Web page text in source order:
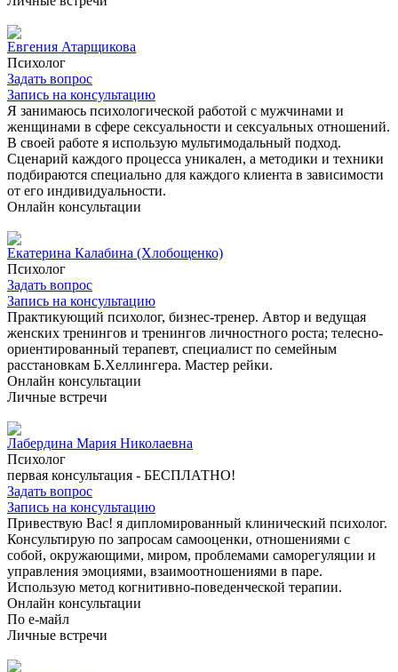
Евгения Атарщикова
Психолог
Задать вопрос
Запись на консультацию
Я занимаюсь психологической работой с мужчинами и
женщинами в сфере сексуальности и сексуальных отношений.
В своей работе я использую мультимодальный подход.
Сценарий каждого процесса уникален, а методики и техники
подбираются специально для каждого клиента в зависимости
от его индивидуальности.
Онлайн консультации
Екатерина Калабина (Хлобощенко)
Психолог
Задать вопрос
Запись на консультацию
Практикующий психолог, бизнес-тренер. Автор и ведущая
женских тренингов и тренингов личностного роста; телесно-
ориентированный терапевт, специалист по семейным
расстановкам Б.Хеллингера. Мастер рейки.
Онлайн консультации
Личные встречи
Лабердина Мария Николаевна
Психолог
первая консультация - БЕСПЛАТНО!
Задать вопрос
Запись на консультацию
Привествую Вас! я дипломированный клинический психолог.
Консультирую по запросам самооценки, отношениями с
собой, окружающими, миром, проблемами саморегуляции и
управления эмоциями, взаимоотношениями в паре.
Использую метод когнитивно-поведенческой терапии.
Онлайн консультации
По е-майл
Личные встречи